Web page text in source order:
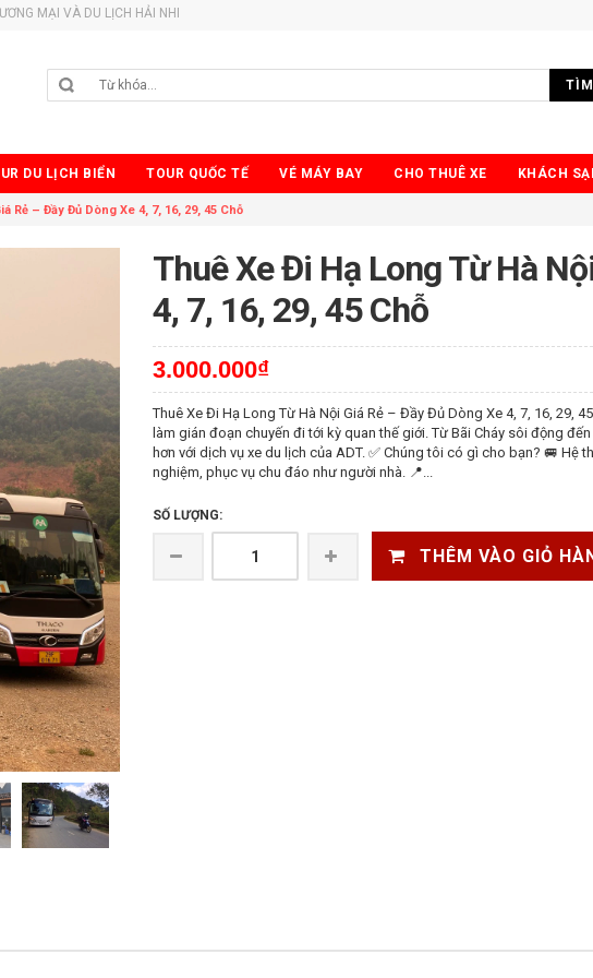
MẠI VÀ DU LỊCH HẢI NHI
DU LỊCH BIỂN TOUR QUỐC TẾ VÉ MÁY BAY CHO THUÊ XE KHÁCH
Rẻ – Đầy Đủ Dòng Xe 4, 7, 16, 29, 45 Chỗ
Thuê Xe Đi Hạ Long Từ Hà
4, 7, 16, 29, 45 Chỗ
3.000.000₫
Thuê Xe Đi Hạ Long Từ Hà Nội Giá Rẻ – Đầy Đủ Dòng Xe 4, 7, 16, 29,
làm gián đoạn chuyến đi tới kỳ quan thế giới. Từ Bãi Cháy sôi động
hơn với dịch vụ xe du lịch của ADT. ✅ Chúng tôi có gì cho bạn? 🚐 Hệ
nghiệm, phục vụ chu đáo như người nhà. 📍...
SỐ LƯỢNG:
THÊM VÀO GIỎ